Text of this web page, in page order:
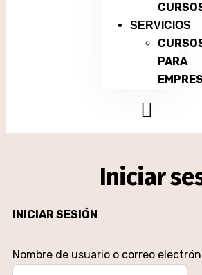
SERVICIOS
PARA
Iniciar
INICIAR SESIÓN
Nombre de usuario o correo